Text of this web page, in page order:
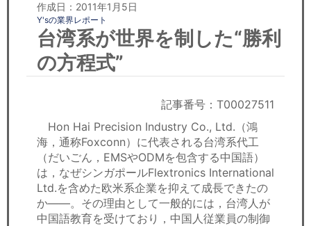
日本人にPR
コンサルティング
リサーチ
経済ニュース
労務顧問
ＩＴ
作成日：2011年1月5日
Y'sの業界レポート
台湾系が世界を制した“勝利
の方程式”
記事番号：T00027511
Hon Hai Precision Industry Co., Ltd.（鴻
海，通称Foxconn）に代表される台湾系代工
（だいごん，EMSやODMを包含する中国語）
は，なぜシンガポールFlextronics International
Ltd.を含めた欧米系企業を抑えて成長できたの
か――。その理由として一般的には，台湾人が
中国語教育を受けており，中国人従業員の制御